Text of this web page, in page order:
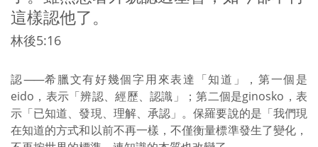
這樣認他了。
林後5:16
認——希臘文有好幾個字用來表達「知道」，第一個是
eido，表示「辨認、經歷、認識」；第二個是ginosko，表
示「已知道、發現、理解、承認」。保羅要說的是「我們現
在知道的方式和以前不再一樣，不僅衡量標準發生了變化，